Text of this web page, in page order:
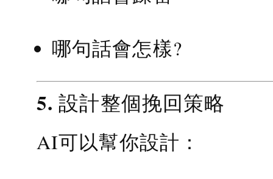
哪句話會怎樣?
5. 設計整個挽回策略
AI可以幫你設計：